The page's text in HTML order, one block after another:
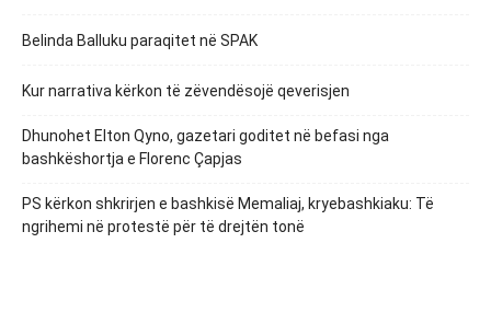
Belinda Balluku paraqitet në SPAK
Kur narrativa kërkon të zëvendësojë qeverisjen
Dhunohet Elton Qyno, gazetari goditet në befasi nga
bashkëshortja e Florenc Çapjas
PS kërkon shkrirjen e bashkisë Memaliaj, kryebashkiaku: Të
ngrihemi në protestë për të drejtën tonë